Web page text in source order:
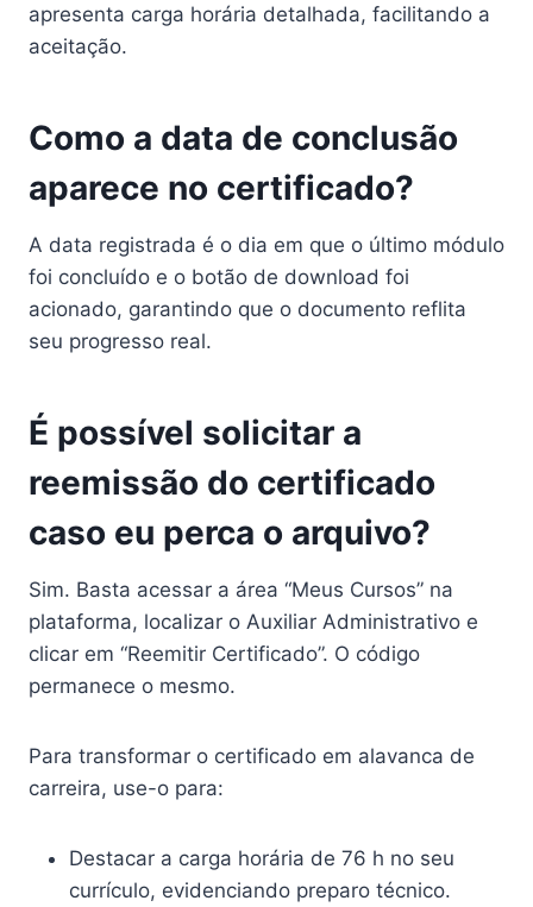
apresenta carga horária detalhada, facilitando a
aceitação.
Como a data de conclusão
aparece no certificado?
A data registrada é o dia em que o último módulo
foi concluído e o botão de download foi
acionado, garantindo que o documento reflita
seu progresso real.
É possível solicitar a
reemissão do certificado
caso eu perca o arquivo?
Sim. Basta acessar a área “Meus Cursos” na
plataforma, localizar o Auxiliar Administrativo e
clicar em “Reemitir Certificado”. O código
permanece o mesmo.
Para transformar o certificado em alavanca de
carreira, use-o para:
Destacar a carga horária de 76 h no seu
currículo, evidenciando preparo técnico.